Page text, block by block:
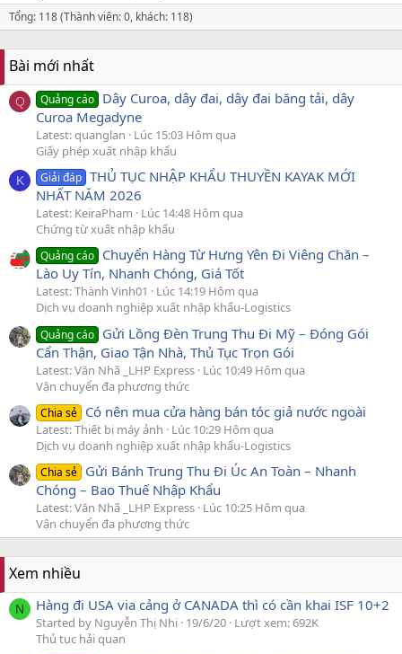
Tổng: 118 (Thành viên: 0, khách: 118)
Bài mới nhất
Q Quảng cáo Dây Curoa, dây đai, dây đai băng tải, dây
Curoa Megadyne
Latest: quanglan
Lúc 15:03 Hôm qua
Giấy phép xuất nhập khẩu
K Giải đáp THỦ TỤC NHẬP KHẨU THUYỀN KAYAK MỚI
NHẤT NĂM 2026
Latest: KeiraPham
Lúc 14:48 Hôm qua
Chứng từ xuất nhập khẩu
Quảng cáo Chuyển Hàng Từ Hưng Yên Đi Viêng Chăn –
Lào Uy Tín, Nhanh Chóng, Giá Tốt
Latest: Thành Vinh01
Lúc 14:19 Hôm qua
Dịch vụ doanh nghiệp xuất nhập khẩu-Logistics
Quảng cáo Gửi Lồng Đèn Trung Thu Đi Mỹ – Đóng Gói
Cẩn Thận, Giao Tận Nhà, Thủ Tục Trọn Gói
Latest: Văn Nhã _LHP Express Lúc 10:49 Hôm qua
Vận chuyển đa phương thức
Chia sẻ Có nên mua cửa hàng bán tóc giả nước ngoài
Latest: Thiết bị máy ảnh
Lúc 10:29 Hôm qua
Dịch vụ doanh nghiệp xuất nhập khẩu-Logistics
Chia sẻ Gửi Bánh Trung Thu Đi Úc An Toàn – Nhanh
Chóng – Bao Thuế Nhập Khẩu
Latest: Văn Nhã _LHP Express Lúc 10:25 Hôm qua
Vận chuyển đa phương thức
Xem nhiều
N Hàng đi USA via cảng ở CANADA thì có cần khai ISF 10+2
Started by Nguyễn Thị Nhi 19/6/20 Lượt xem: 692K
Thủ tục hải quan